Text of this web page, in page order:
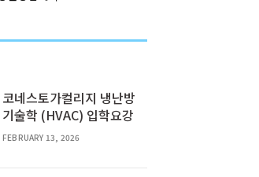
코네스토가컬리지 냉난방
기술학 (HVAC) 입학요강
FEBRUARY 13, 2026